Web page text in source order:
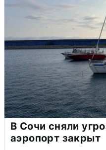
В Сочи сняли
аэропорт закрыт